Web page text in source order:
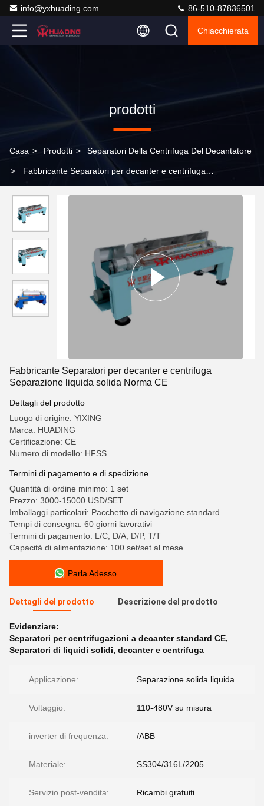
info@yxhuading.com 86-510-87836501
Chiacchierata
prodotti
Casa > Prodotti > Separatori Della Centrifuga Del Decantatore
> Fabbricante Separatori per decanter e centrifuga
Fabbricante Separatori per decanter e centrifuga
Separazione liquida solida Norma CE
Dettagli del prodotto
Luogo di origine: YIXING
Marca: HUADING
Certificazione: CE
Numero di modello: HFSS
Termini di pagamento e di spedizione
Quantità di ordine minimo: 1 set
Prezzo: 3000-15000 USD/SET
Imballaggi particolari: Pacchetto di navigazione standard
Tempi di consegna: 60 giorni lavorativi
Termini di pagamento: L/C, D/A, D/P, T/T
Capacità di alimentazione: 100 set/set al mese
Parla Adesso.
Dettagli del prodotto Descrizione del prodotto
Evidenziare:
Separatori per centrifugazioni a decanter standard CE,
Separatori di liquidi solidi, decanter e centrifuga
Applicazione: Separazione solida liquida
Voltaggio: 110-480V su misura
inverter di frequenza: /ABB
Materiale: SS304/316L/2205
Servizio post-vendita: Ricambi gratuiti